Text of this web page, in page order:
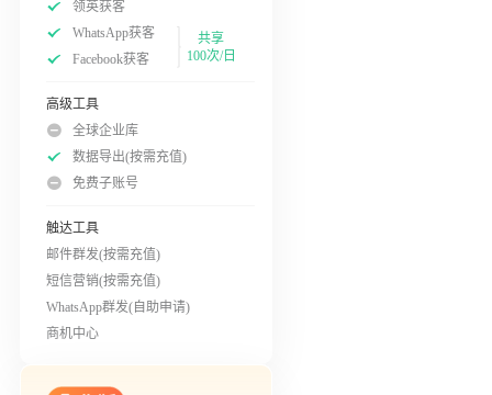
领英获客
WhatsApp获客
Facebook获客
共享
100次/日
高级工具
全球企业库
数据导出(按需充值)
免费子账号
触达工具
邮件群发(按需充值)
短信营销(按需充值)
WhatsApp群发(自助申请)
商机中心